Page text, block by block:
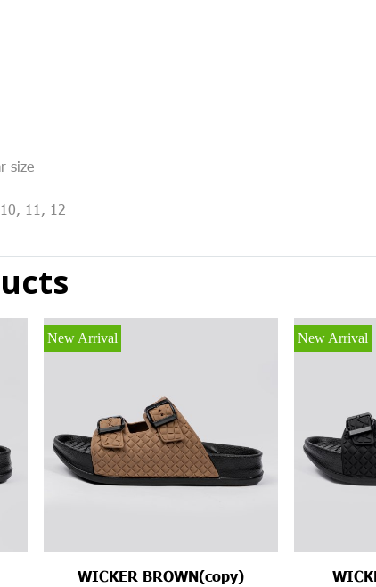
size
11, 12
New Arrival
WICKER BROWN(copy)
New Arrival